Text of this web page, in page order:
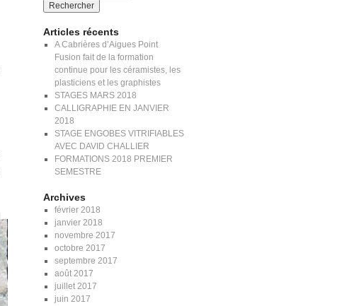
Articles récents
A Cabrières d’Aigues Point
Fusion fait de la formation
continue pour les céramistes, les
plasticiens et les graphistes
STAGES MARS 2018
CALLIGRAPHIE EN JANVIER
2018
STAGE ENGOBES VITRIFIABLES
AVEC DAVID CHALLIER
FORMATIONS 2018 PREMIER
SEMESTRE
Archives
février 2018
janvier 2018
novembre 2017
octobre 2017
septembre 2017
août 2017
juillet 2017
juin 2017